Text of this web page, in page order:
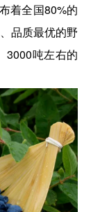
着全国80%的
品质最优的野
3000吨左右的